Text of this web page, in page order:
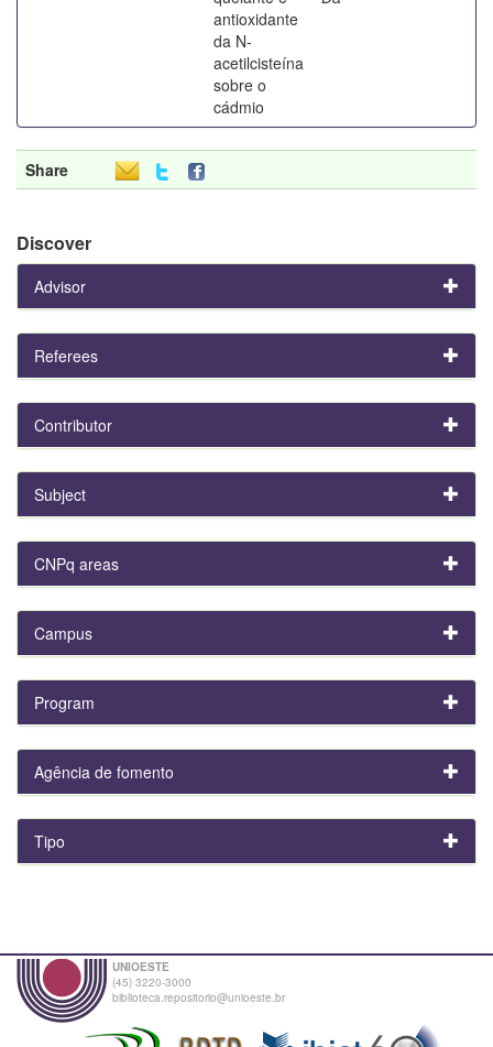
antioxidante
da N-
acetilcisteína
sobre o
cádmio
Share
Discover
Advisor
Referees
Contributor
Subject
CNPq areas
Campus
Program
Agência de fomento
Tipo
UNIOESTE
(45) 3220-3000
biblioteca.repositorio@unioeste.br